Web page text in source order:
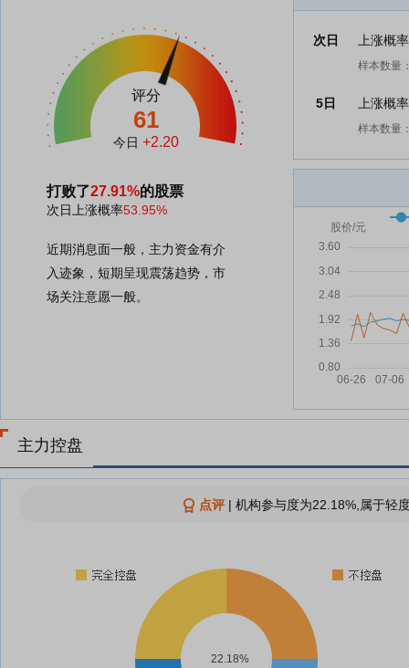
评分
61
今日 +2.20
打败了27.91%的股票
次日上涨概率53.95%
近期消息面一般，主力资金有介
入迹象，短期呈现震荡趋势，市
场关注意愿一般。
次日 上涨概
样本数量
5日 上涨概
样本数量
主力控盘
点评| 机构参与度为22.18%,属于轻
22.18%